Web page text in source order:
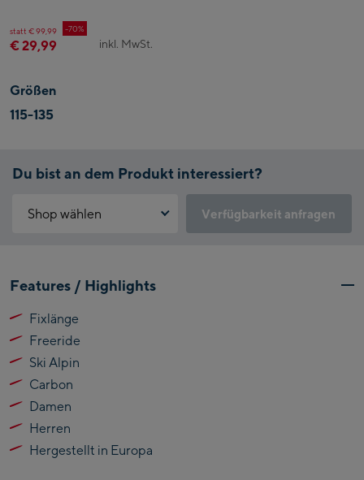
statt € 99,99 -70%
€ 29,99 inkl. MwSt.
Größen
115-135
Du bist an dem Produkt interessiert?
Shop wählen
Flagshipstore Kaprun
Maiskogelbahn
Talstation / Valley
station
Kitzsteinhorn
Alpincenter
(Bergstation / Top
station)
Bikeworld Kaprun
Kaprun Outlet
Verfügbarkeit anfragen
Klicke hierfür einfach auf folgenden Link.
Click & Reserve zulassen
Features / Highlights
Fixlänge
Freeride
Ski Alpin
Carbon
Damen
Herren
Hergestellt in Europa